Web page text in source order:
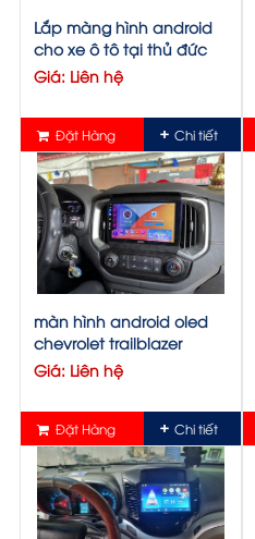
Lắp màng hình android
cho xe ô tô tại thủ đức
Giá: Liên hệ
Đặt Hàng Chi tiết
màn hình android oled
chevrolet trailblazer
Giá: Liên hệ
Đặt Hàng Chi tiết